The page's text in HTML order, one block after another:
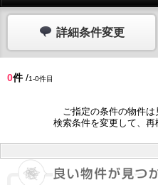
詳細条件変更
0件/1-0件目
ご指定の条件の物件は
検索条件を変更して、再